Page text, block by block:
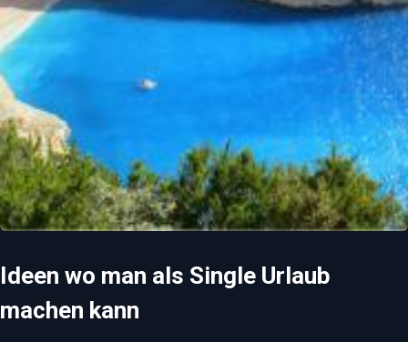
Ideen wo man als Single Urlaub
machen kann